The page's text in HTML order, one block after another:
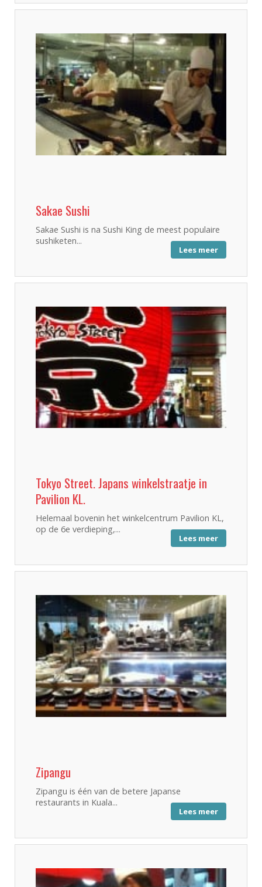
Sakae Sushi
Sakae Sushi is na Sushi King de meest populaire
sushiketen...
Lees meer
Tokyo Street. Japans winkelstraatje in
Pavilion KL.
Helemaal bovenin het winkelcentrum Pavilion KL,
op de 6e verdieping,...
Lees meer
Zipangu
Zipangu is één van de betere Japanse
restaurants in Kuala...
Lees meer